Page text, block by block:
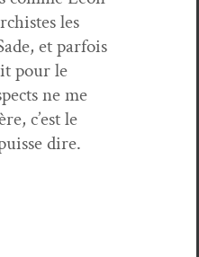
les
et par­fois
pour le
ne me
c’est le
dire.